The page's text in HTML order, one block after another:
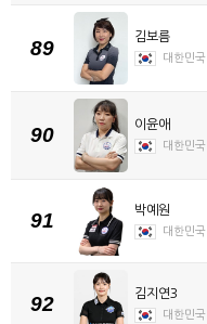
89 김보름
대한민국
90 이윤애
대한민국
91 박예원
대한민국
92 김지연3
대한민국